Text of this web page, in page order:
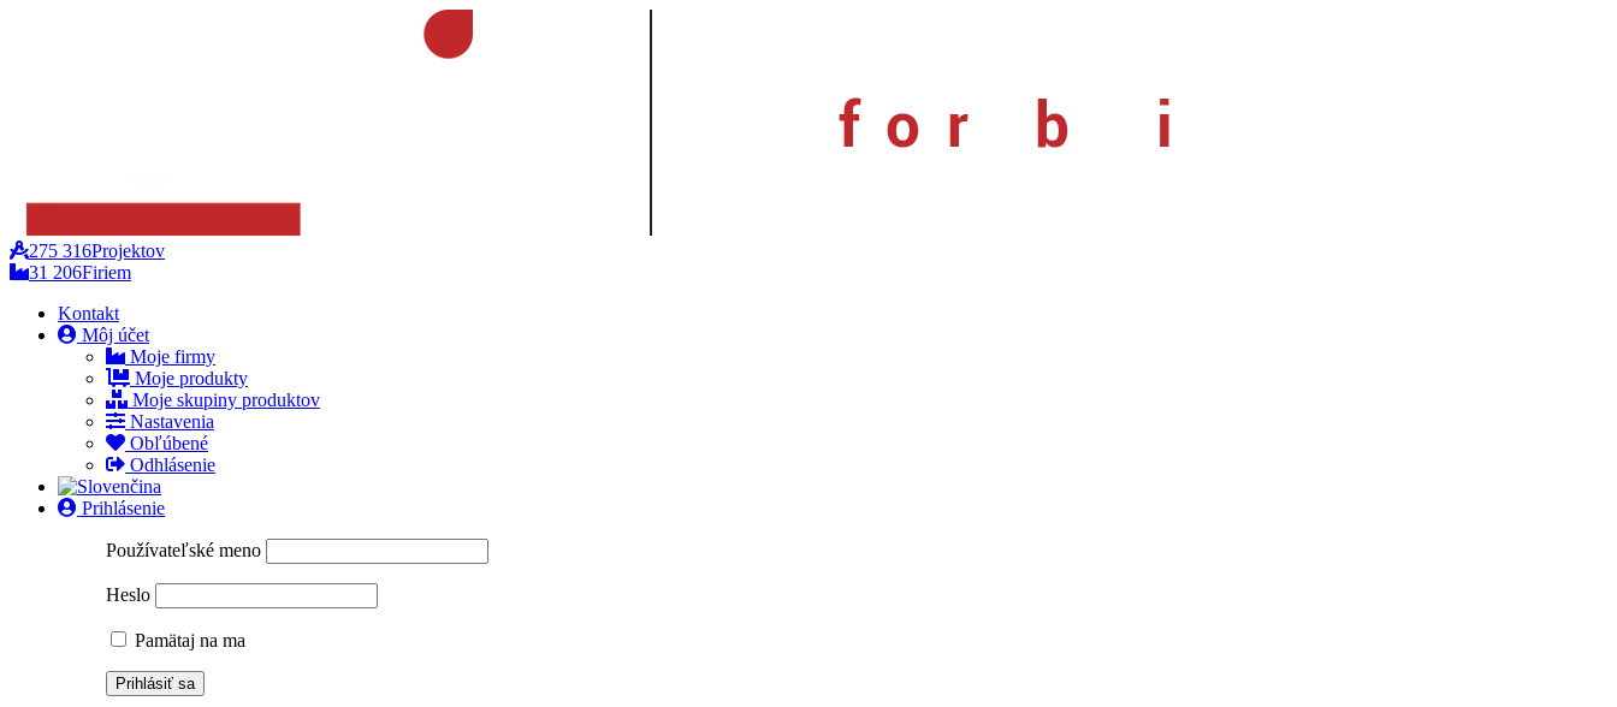
275 316Projektov
31 206Firiem
Kontakt
Môj účet
Moje firmy
Moje produkty
Moje skupiny produktov
Nastavenia
Obľúbené
Odhlásenie
Prihlásenie
Používateľské meno
Heslo
Pamätaj na ma